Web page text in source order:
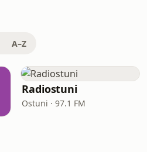
A–Z
Radiostuni
Ostuni · 97.1 FM